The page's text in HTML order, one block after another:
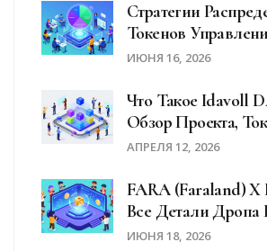
Стратегии
Токенов
Руководство Для
ИЮНЯ 16, 2026
Что Такое Idavoll
Обзор Проекта,
Перспектив
АПРЕЛЯ 12, 2026
FARA (Faraland) X
Все Детали Дропа
Участвовать
ИЮНЯ 18, 2026